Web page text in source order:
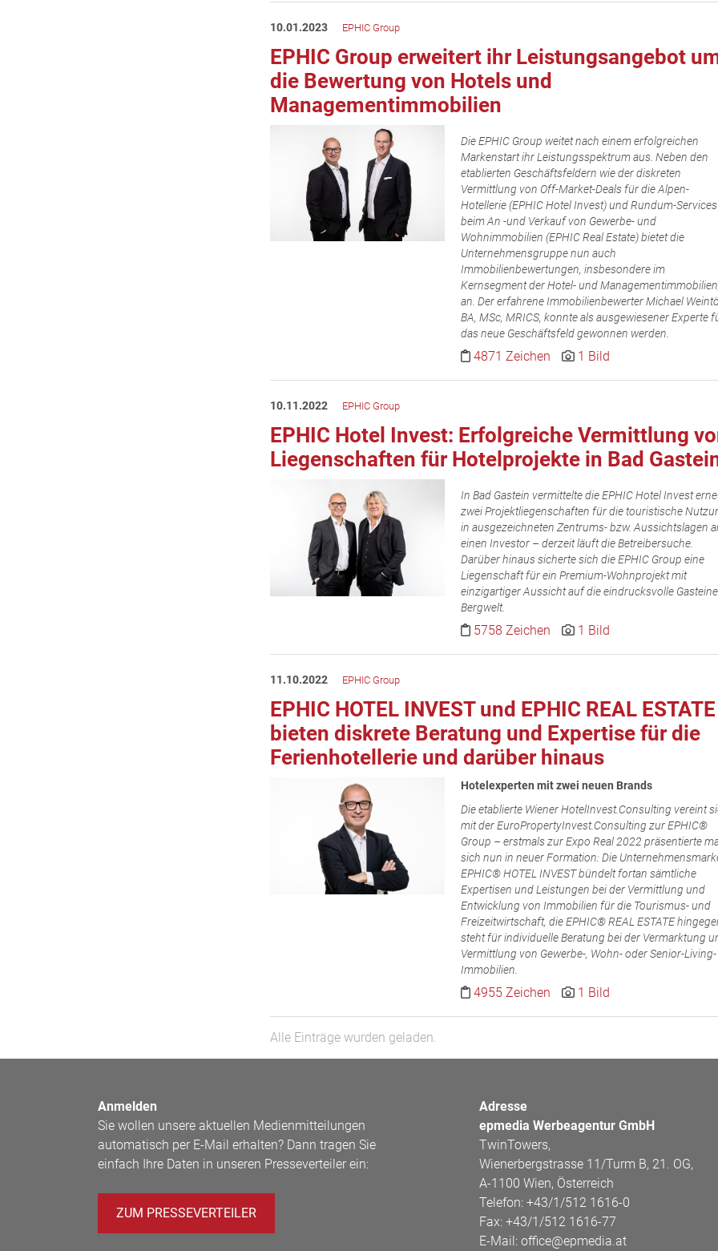
10.01.2023 EPHIC Group
EPHIC Group erweitert ihr Leistungsangebot
die Bewertung von Hotels und
Managementimmobilien
Die EPHIC Group weitet nach einem erfolgreichen
Markenstart ihr Leistungsspektrum aus. Neben den
etablierten Geschäftsfeldern wie der diskreten
Vermittlung von Off-Market-Deals für die Alpen-
Hotellerie (EPHIC Hotel Invest) und Rundum-Services
beim An -und Verkauf von Gewerbe- und
Wohnimmobilien (EPHIC Real Estate) bietet die
Unternehmensgruppe nun auch
Immobilienbewertungen, insbesondere im
Kernsegment der Hotel- und
an. Der erfahrene Immobilienbewerter Michael
BA, MSc, MRICS, konnte als ausgewiesener Experte
das neue Geschäftsfeld gewonnen werden.
4871 Zeichen 1 Bild
10.11.2022 EPHIC Group
EPHIC Hotel Invest: Erfolgreiche Vermittlung
Liegenschaften für Hotelprojekte in Bad
In Bad Gastein vermittelte die EPHIC Hotel Invest
zwei Projektliegenschaften für die touristische
in ausgezeichneten Zentrums- bzw. Aussichtslagen
einen Investor – derzeit läuft die Betreibersuche.
Darüber hinaus sicherte sich die EPHIC Group eine
Liegenschaft für ein Premium-Wohnprojekt mit
einzigartiger Aussicht auf die eindrucksvolle
Bergwelt.
5758 Zeichen 1 Bild
11.10.2022 EPHIC Group
EPHIC HOTEL INVEST und EPHIC REAL ESTATE
bieten diskrete Beratung und Expertise für die
Ferienhotellerie und darüber hinaus
Hotelexperten mit zwei neuen Brands
Die etablierte Wiener HotelInvest.Consulting vereint
mit der EuroPropertyInvest.Consulting zur EPHIC®
Group – erstmals zur Expo Real 2022 präsentierte
sich nun in neuer Formation: Die
EPHIC® HOTEL INVEST bündelt fortan sämtliche
Expertisen und Leistungen bei der Vermittlung und
Entwicklung von Immobilien für die Tourismus- und
Freizeitwirtschaft, die EPHIC® REAL ESTATE
steht für individuelle Beratung bei der Vermarktung
Vermittlung von Gewerbe-, Wohn- oder Senior-Living-
Immobilien.
4955 Zeichen 1 Bild
Alle Einträge wurden geladen.
Anmelden
Sie wollen unsere aktuellen Medienmitteilungen
automatisch per E-Mail erhalten? Dann tragen Sie
einfach Ihre Daten in unseren Presseverteiler ein:
ZUM PRESSEVERTEILER
Adresse
epmedia Werbeagentur GmbH
TwinTowers,
Wienerbergstrasse 11/Turm B, 21. OG,
A-1100 Wien, Österreich
Telefon:+43/1/512 1616-0
Fax:+43/1/512 1616-77
E-Mail:office@epmedia.at